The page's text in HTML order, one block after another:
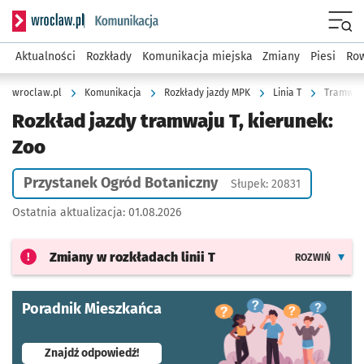
Serwis informacyjny wroclaw.pl podserwis: Komunikacja
Aktualności Rozkłady Komunikacja miejska Zmiany Piesi
wroclaw.pl Komunikacja Rozkłady jazdy MPK Linia T Tramwaj
Rozkład jazdy tramwaju T, kierunek:
Zoo
Przystanek Ogród Botaniczny Słupek: 20831
Ostatnia aktualizacja: 01.08.2026
Zmiany w rozkładach linii T ROZWIŃ
Poradnik Mieszkańca
Znajdź odpowiedź!- otworzy się w nowej karcie